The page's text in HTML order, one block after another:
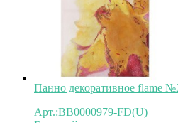
Панно декоративное flame
Арт.:BB0000979-FD(U)